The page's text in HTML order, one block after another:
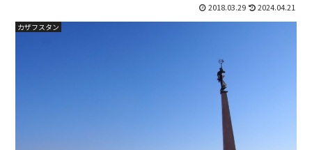
2018.03.29 2024.04.21
カザフスタン